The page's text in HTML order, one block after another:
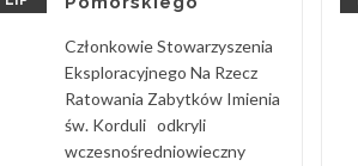
Członkowie Stowarzyszenia
Eksploracyjnego Na Rzecz
Ratowania Zabytków Imienia
św. Korduli odkryli
wczesnośredniowieczny